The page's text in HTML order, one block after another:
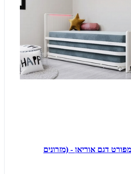
דגם אוריאן - (מזרונים